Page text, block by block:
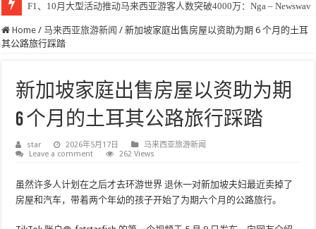
F1、10月大型活动推动马来西亚游客人数突破4000万：Nga – Newswav
Home / 马来西亚旅游新闻 / 新加坡家庭出售房屋以资助为期 6 个月的土耳
其公路旅行踩踏
新加坡家庭出售房屋以资助为期
6 个月的土耳其公路旅行踩踏
star 2026年5月17日
马来西亚旅游新闻
Leave a comment
262 Views
虽然许多人计划在之后才去环游世界退休一对新加坡夫妇最近卖掉了
房屋和汽车，带着两个年幼的孩子开始了为期六个月的公路旅行。